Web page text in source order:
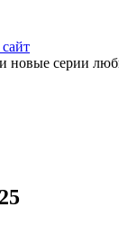
новые серии